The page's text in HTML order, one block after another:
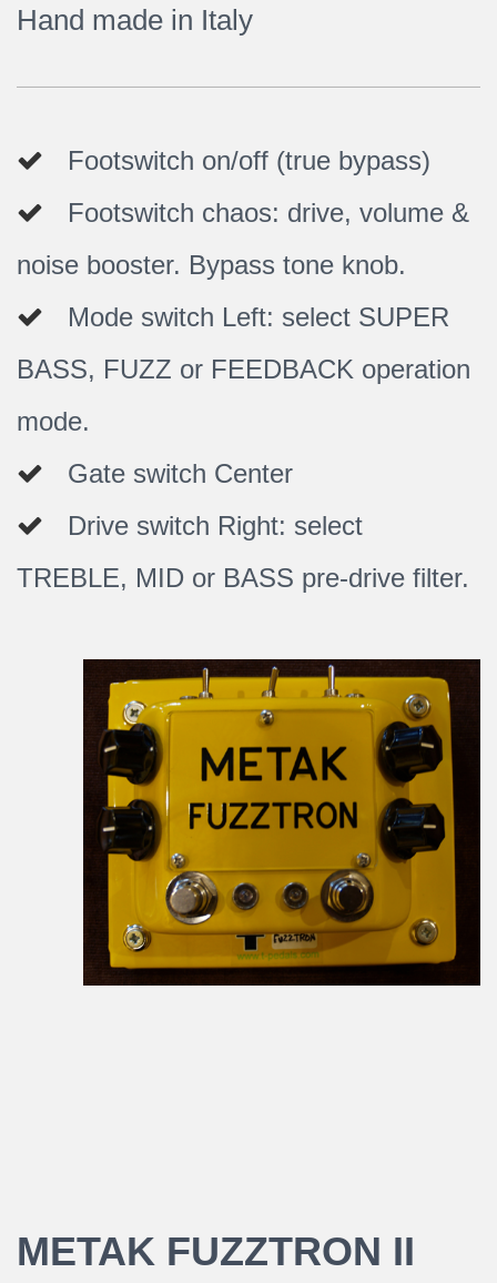
Hand made in Italy
Footswitch on/off (true bypass)
Footswitch chaos: drive, volume &
noise booster. Bypass tone knob.
Mode switch Left: select SUPER
BASS, FUZZ or FEEDBACK operation
mode.
Gate switch Center
Drive switch Right: select
TREBLE, MID or BASS pre-drive filter.
METAK FUZZTRON II